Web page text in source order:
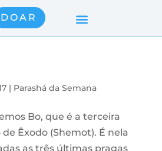
DOAR
| Parashá da Semana
Bo, que é a terceira
Êxodo (Shemot). É nela
as três últimas pragas